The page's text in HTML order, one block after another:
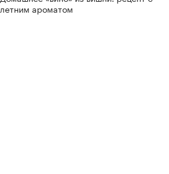
летним ароматом